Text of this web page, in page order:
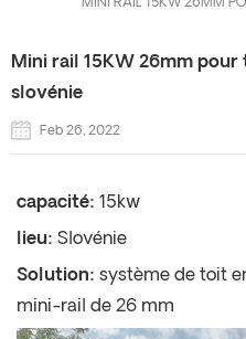
Mini rail 15KW 26mm
slovénie
Feb 26, 2022
capacité: 15kw
lieu: Slovénie
Solution: système de toit
mini-rail de 26 mm